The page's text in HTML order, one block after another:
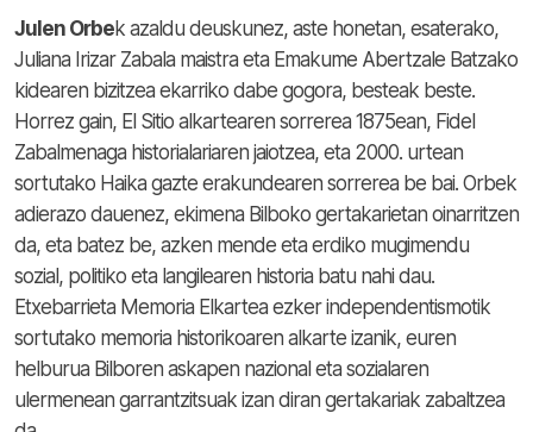
Julen Orbek azaldu deuskunez, aste honetan, esaterako,
Juliana Irizar Zabala maistra eta Emakume Abertzale Batzako
kidearen bizitzea ekarriko dabe gogora, besteak beste.
Horrez gain, El Sitio alkartearen sorrerea 1875ean, Fidel
Zabalmenaga historialariaren jaiotzea, eta 2000. urtean
sortutako Haika gazte erakundearen sorrerea be bai. Orbek
adierazo dauenez, ekimena Bilboko gertakarietan oinarritzen
da, eta batez be, azken mende eta erdiko mugimendu
sozial, politiko eta langilearen historia batu nahi dau.
Etxebarrieta Memoria Elkartea ezker independentismotik
sortutako memoria historikoaren alkarte izanik, euren
helburua Bilboren askapen nazional eta sozialaren
ulermenean garrantzitsuak izan diran gertakariak zabaltzea